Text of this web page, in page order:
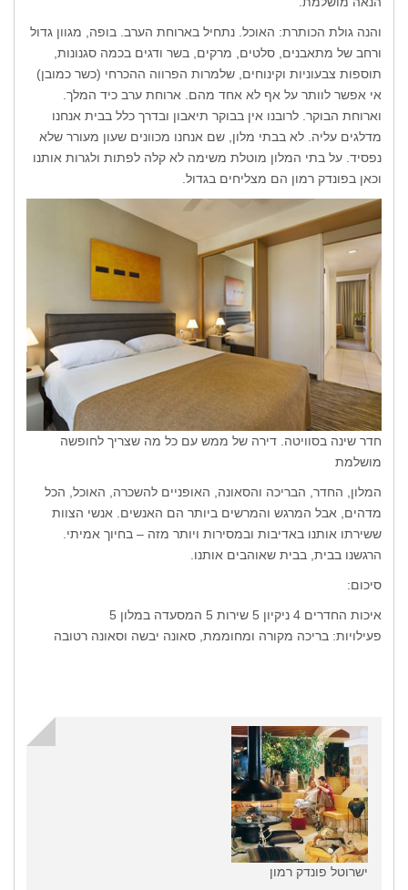
והנה גולת הכותרת: האוכל. נתחיל בארוחת הערב. בופה, מגוון גדול
ורחב של מתאבנים, סלטים, מרקים, בשר ודגים בכמה סגנונות,
תוספות צבעוניות וקינוחים, שלמרות הפרווה ההכרחי (כשר כמובן)
אי אפשר לוותר על אף לא אחד מהם. ארוחת ערב כיד המלך.
וארוחת הבוקר. לרובנו אין בבוקר תיאבון ובדרך כלל בבית אנחנו
מדלגים עליה. לא בבתי מלון, שם אנחנו מכוונים שעון מעורר שלא
נפסיד. על בתי המלון מוטלת משימה לא קלה לפתות ולגרות אותנו
וכאן בפונדק רמון הם מצליחים בגדול.
חדר שינה בסוויטה. דירה של ממש עם כל מה שצריך לחופשה
מושלמת
המלון, החדר, הבריכה והסאונה, האופניים להשכרה, האוכל, הכל
מדהים, אבל המרגש והמרשים ביותר הם האנשים. אנשי הצוות
ששירתו אותנו באדיבות ובמסירות ויותר מזה – בחיוך אמיתי.
הרגשנו בבית, בבית שאוהבים אותנו.
סיכום:
איכות החדרים 4 ניקיון 5 שירות 5 המסעדה במלון 5
פעילויות: בריכה מקורה ומחוממת, סאונה יבשה וסאונה רטובה
ישרוטל פונדק רמון